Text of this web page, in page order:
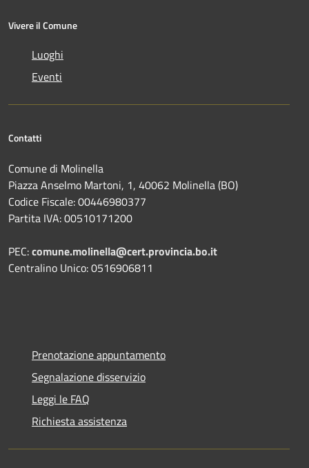
Vivere il Comune
Luoghi
Eventi
Contatti
Comune di Molinella
Piazza Anselmo Martoni, 1, 40062 Molinella (BO)
Codice Fiscale: 00446980377
Partita IVA: 00510171200
PEC:comune.molinella@cert.provincia.bo.it
Centralino Unico: 0516906811
Prenotazione appuntamento
Segnalazione disservizio
Leggi le FAQ
Richiesta assistenza